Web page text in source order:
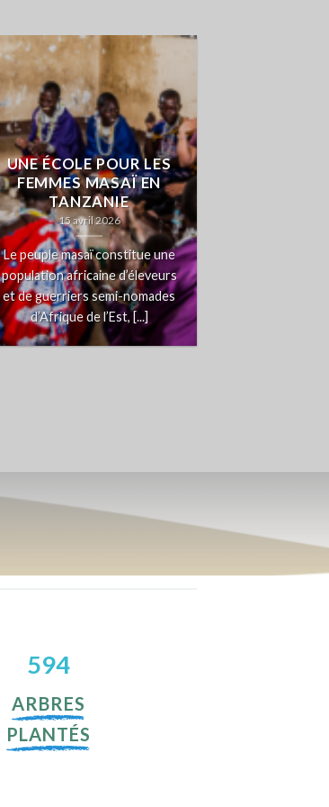
UNE ÉCOLE POUR LES
FEMMES MASAÏ EN
TANZANIE
15 avril 2026
Le peuple masaï constitue une
population africaine d’éleveurs
et de guerriers semi-nomades
d’Afrique de l’Est, [...]
600
ARBRES
PLANTÉS